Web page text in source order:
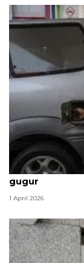
Politik
gugur
1 April 2026